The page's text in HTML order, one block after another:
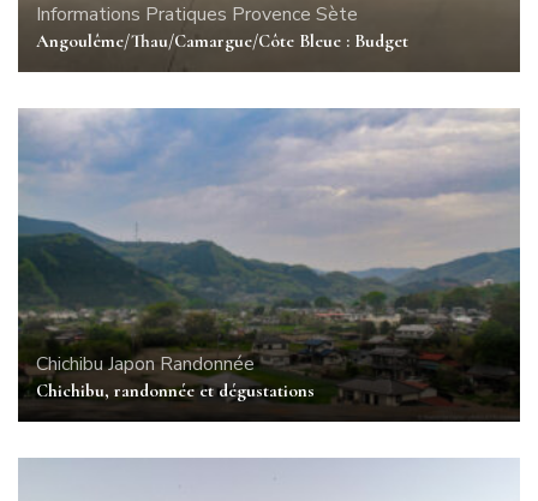
Informations Pratiques Provence Sète
Angoulême/Thau/Camargue/Côte Bleue : Budget
ChichibuJapon Randonnée
Chichibu, randonnée et dégustations